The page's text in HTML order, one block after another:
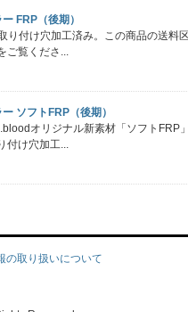
FRP（後期）
り付け穴加工済み。この商品の送料
覧くださ...
ソフトFRP（後期）
オリジナル新素材「ソフトFRP
付け穴加工...
の取り扱いについて